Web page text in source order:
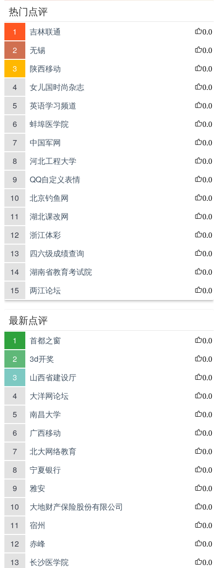
热门点评
1 吉林联通 0.0
2 无锡 0.0
3 陕西移动 0.0
4 女儿国时尚杂志 0.0
5 英语学习频道 0.0
6 蚌埠医学院 0.0
7 中国军网 0.0
8 河北工程大学 0.0
9 QQ自定义表情 0.0
10 北京钓鱼网 0.0
11 湖北课改网 0.0
12 浙江体彩 0.0
13 四六级成绩查询 0.0
14 湖南省教育考试院 0.0
15 两江论坛 0.0
最新点评
1 首都之窗 0.0
2 3d开奖 0.0
3 山西省建设厅 0.0
4 大洋网论坛 0.0
5 南昌大学 0.0
6 广西移动 0.0
7 北大网络教育 0.0
8 宁夏银行 0.0
9 雅安 0.0
10 大地财产保险股份有限公司 0.0
11 宿州 0.0
12 赤峰 0.0
13 长沙医学院 0.0